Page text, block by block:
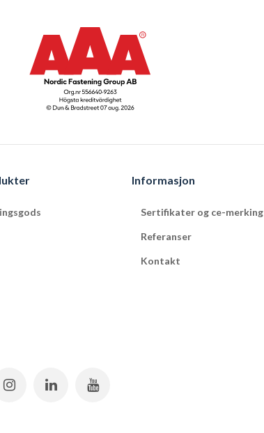
Informasjon
Sertifikater og ce-merking
Referanser
Kontakt